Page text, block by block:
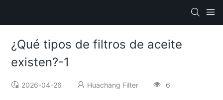
¿Qué tipos de filtros de aceite
existen?-1
2026-04-26 Huachang Filter 6